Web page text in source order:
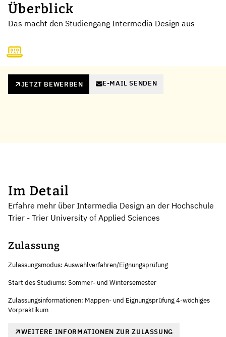
Überblick
Das macht den Studiengang Intermedia Design aus
JETZT BEWERBEN E-MAIL SENDEN
Im Detail
Erfahre mehr über Intermedia Design an der Hochschule
Trier - Trier University of Applied Sciences
Zulassung
Zulassungsmodus: Auswahlverfahren/Eignungsprüfung
Start des Studiums: Sommer- und Wintersemester
Zulassungsinformationen: Mappen- und Eignungsprüfung 4-wöchiges
Vorpraktikum
WEITERE INFORMATIONEN ZUR ZULASSUNG